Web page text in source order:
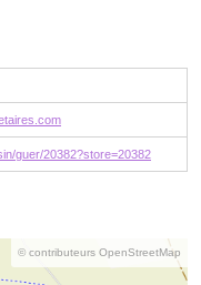
guer/20382?store=20382
© contributeurs OpenStreetMap